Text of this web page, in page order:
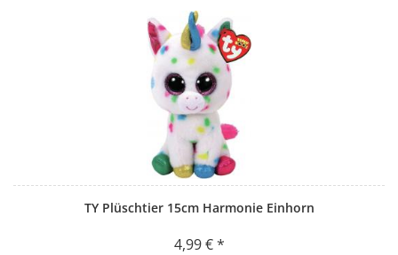
TY Plüschtier 15cm Harmonie Einhorn
4,99 € *